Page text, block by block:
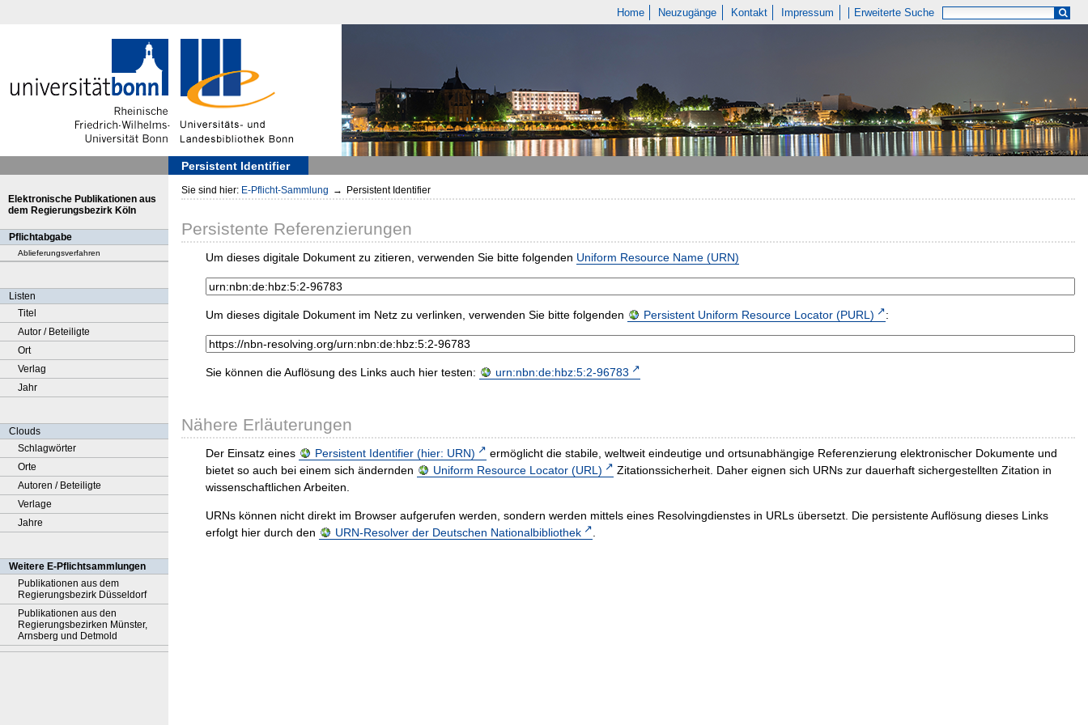
Home Neuzugänge Kontakt Impressum Erweiterte Suche
Persistent Identifier
Elektronische Publikationen aus
dem Regierungsbezirk Köln
Pflichtabgabe
Ablieferungsverfahren
Listen
Titel
Autor / Beteiligte
Ort
Verlag
Jahr
Clouds
Schlagwörter
Orte
Autoren / Beteiligte
Verlage
Jahre
Weitere E-Pflichtsammlungen
Publikationen aus dem
Regierungsbezirk Düsseldorf
Publikationen aus den
Regierungsbezirken Münster,
Arnsberg und Detmold
Sie sind hier: E-Pflicht-Sammlung → Persistent Identifier
Persistente Referenzierungen
Um dieses digitale Dokument zu zitieren, verwenden Sie bitte folgenden Uniform Resource Name (URN)
Um dieses digitale Dokument im Netz zu verlinken, verwenden Sie bitte folgenden Persistent Uniform Resource Locator (PURL) :
Sie können die Auflösung des Links auch hier testen: urn:nbn:de:hbz:5:2-96783
Nähere Erläuterungen
Der Einsatz eines Persistent Identifier (hier: URN)
ermöglicht die stabile, weltweit eindeutige und ortsunabhängige Referenzierung elektronischer Dokumente und
bietet so auch bei einem sich ändernden
Uniform Resource Locator (URL)
Zitationssicherheit. Daher eignen sich URNs zur dauerhaft sichergestellten Zitation in
wissenschaftlichen Arbeiten.
URNs können nicht direkt im Browser aufgerufen werden, sondern werden mittels eines Resolvingdienstes in URLs übersetzt. Die persistente Auflösung dieses Links
erfolgt hier durch den
URN-Resolver der Deutschen Nationalbibliothek .